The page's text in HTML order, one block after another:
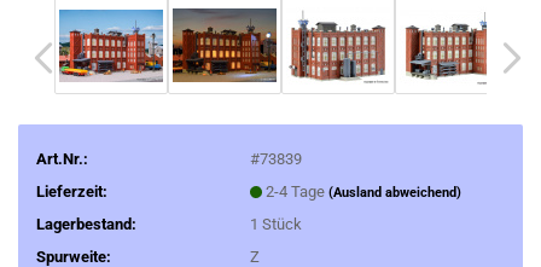
Art.Nr.:
#73839
Lieferzeit:
2-4 Tage (Ausland abweichend)
Lagerbestand: 1 Stück
Spurweite:
Z